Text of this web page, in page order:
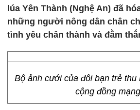
lúa Yên Thành (Nghệ An) đã
những người nông dân chân
tình yêu chân thành và đằm
Bộ ảnh cưới của đôi bạn trẻ thu
cộng đồng